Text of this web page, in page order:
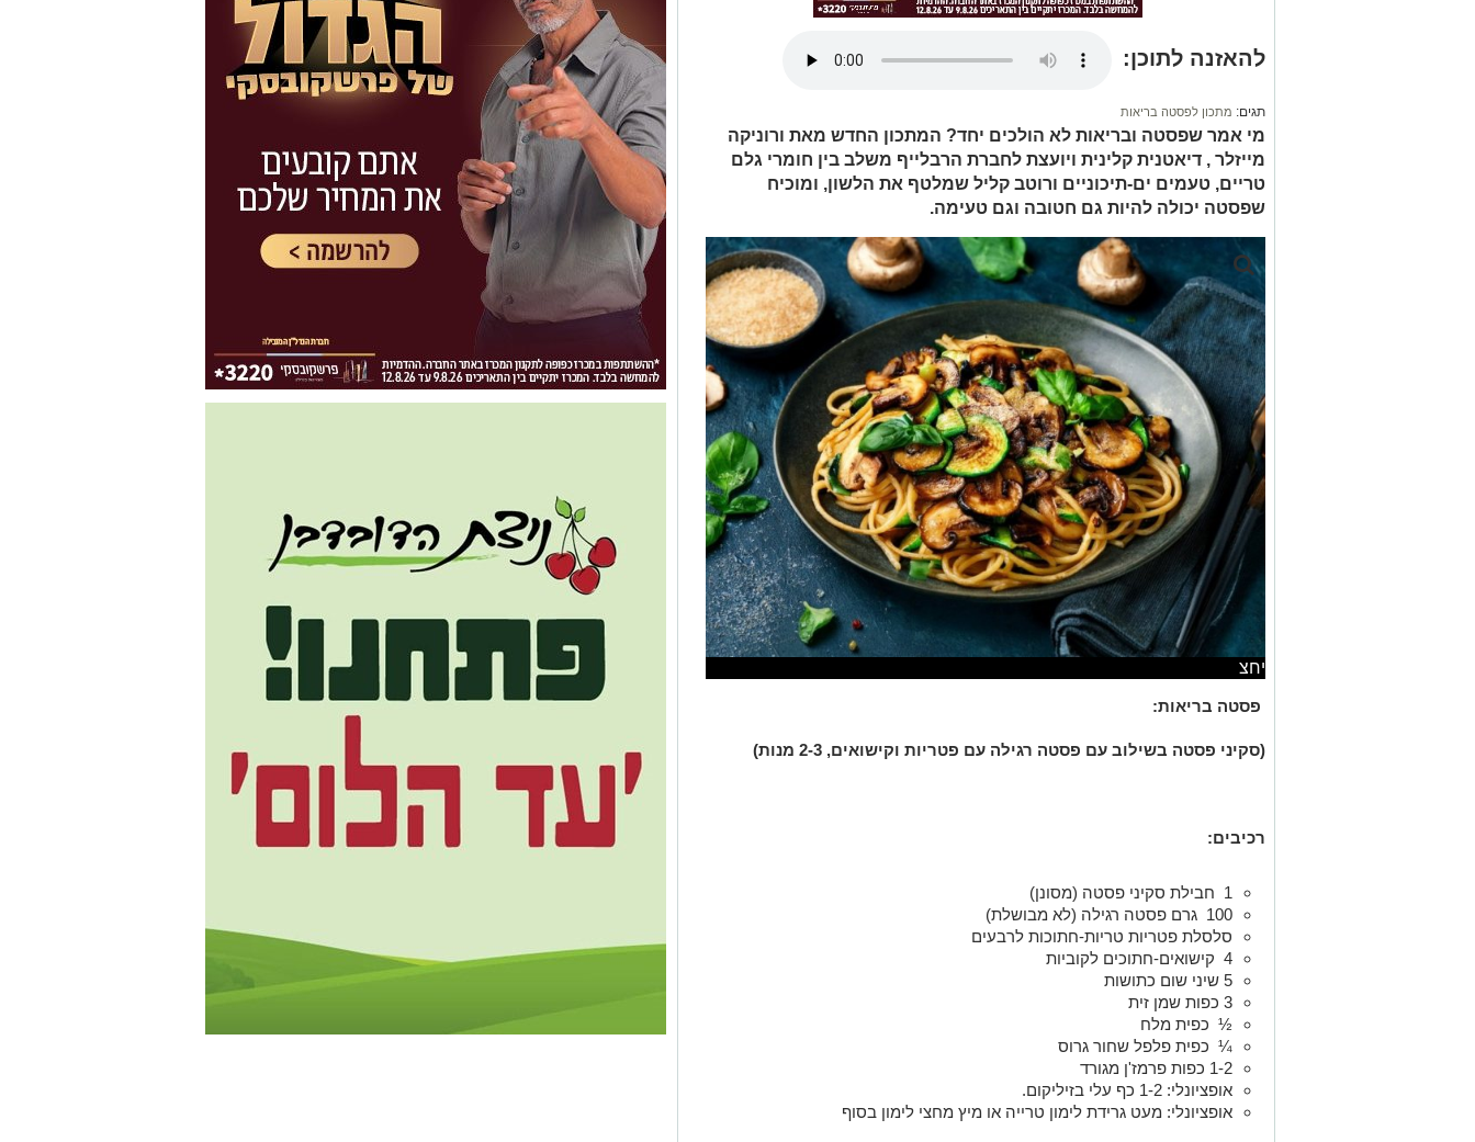
להאזנה לתוכן:
תגים: מתכון לפסטה בריאות
מי אמר שפסטה ובריאות לא הולכים יחד? המתכון החדש מאת ורוניקה
מייזלר , דיאטנית קלינית ויועצת לחברת הרבלייף משלב בין חומרי גלם
טריים, טעמים ים-תיכוניים ורוטב קליל שמלטף את הלשון, ומוכיח
שפסטה יכולה להיות גם חטובה וגם טעימה.
יחצ
פסטה בריאות:
(סקיני פסטה בשילוב עם פסטה רגילה עם פטריות וקישואים, 2-3 מנות)
רכיבים:
1 חבילת סקיני פסטה (מסונן)
100 גרם פסטה רגילה (לא מבושלת)
סלסלת פטריות טריות-חתוכות לרבעים
4 קישואים-חתוכים לקוביות
5 שיני שום כתושות
3 כפות שמן זית
½ כפית מלח
¼ כפית פלפל שחור גרוס
1-2 כפות פרמז'ן מגורד
אופציונלי: 1-2 כף עלי בזיליקום.
אופציונלי: מעט גרידת לימון טרייה או מיץ מחצי לימון בסוף